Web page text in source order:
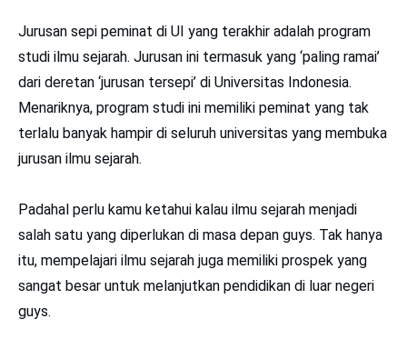
Jurusan sepi peminat di UI yang terakhir adalah program
studi ilmu sejarah. Jurusan ini termasuk yang ‘paling ramai’
dari deretan ‘jurusan tersepi’ di Universitas Indonesia.
Menariknya, program studi ini memiliki peminat yang tak
terlalu banyak hampir di seluruh universitas yang membuka
jurusan ilmu sejarah.
Padahal perlu kamu ketahui kalau ilmu sejarah menjadi
salah satu yang diperlukan di masa depan guys. Tak hanya
itu, mempelajari ilmu sejarah juga memiliki prospek yang
sangat besar untuk melanjutkan pendidikan di luar negeri
guys.